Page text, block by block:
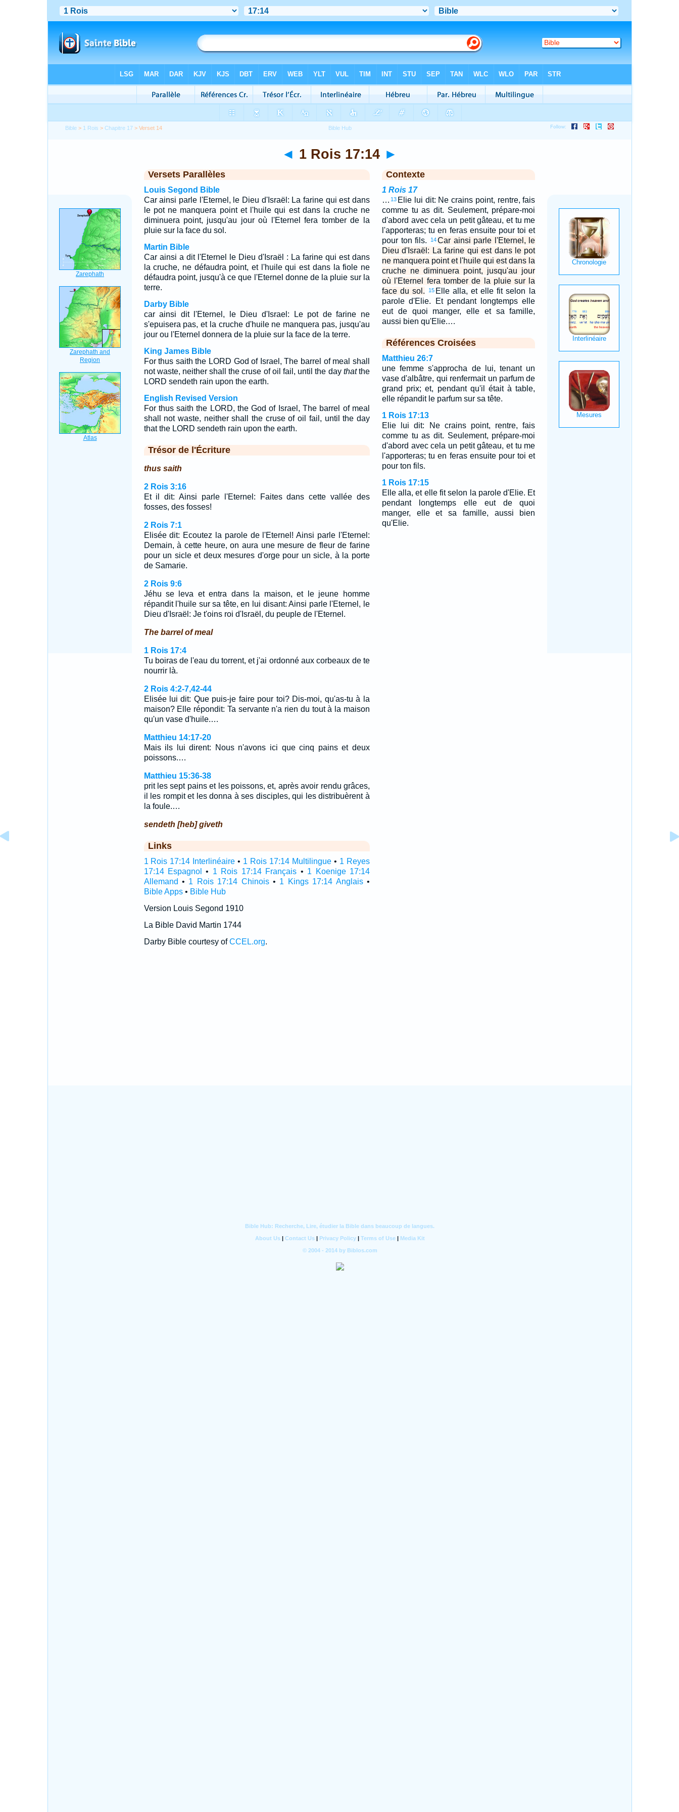
Bible > 1 Rois >Chapitre 17 > Verset 14
◄ 1 Rois 17:14 ►
Versets Parallèles
Louis Segond Bible
Car ainsi parle l'Eternel, le Dieu d'Israël: La farine qui est dans
le pot ne manquera point et l'huile qui est dans la cruche ne
diminuera point, jusqu'au jour où l'Eternel fera tomber de la
pluie sur la face du sol.
Martin Bible
Car ainsi a dit l'Eternel le Dieu d'Israël : La farine qui est dans
la cruche, ne défaudra point, et l'huile qui est dans la fiole ne
défaudra point, jusqu'à ce que l'Eternel donne de la pluie sur la
terre.
Darby Bible
car ainsi dit l'Eternel, le Dieu d'Israel: Le pot de farine ne
s'epuisera pas, et la cruche d'huile ne manquera pas, jusqu'au
jour ou l'Eternel donnera de la pluie sur la face de la terre.
King James Bible
For thus saith the LORD God of Israel, The barrel of meal shall
not waste, neither shall the cruse of oil fail, until the day thatthe
LORD sendeth rain upon the earth.
English Revised Version
For thus saith the LORD, the God of Israel, The barrel of meal
shall not waste, neither shall the cruse of oil fail, until the day
that the LORD sendeth rain upon the earth.
Trésor de l'Écriture
thus saith
2 Rois 3:16
Et il dit: Ainsi parle l'Eternel: Faites dans cette vallée des
fosses, des fosses!
2 Rois 7:1
Elisée dit: Ecoutez la parole de l'Eternel! Ainsi parle l'Eternel:
Demain, à cette heure, on aura une mesure de fleur de farine
pour un sicle et deux mesures d'orge pour un sicle, à la porte
de Samarie.
2 Rois 9:6
Jéhu se leva et entra dans la maison, et le jeune homme
répandit l'huile sur sa tête, en lui disant: Ainsi parle l'Eternel, le
Dieu d'Israël: Je t'oins roi d'Israël, du peuple de l'Eternel.
The barrel of meal
1 Rois 17:4
Tu boiras de l'eau du torrent, et j'ai ordonné aux corbeaux de te
nourrir là.
2 Rois 4:2-7,42-44
Elisée lui dit: Que puis-je faire pour toi? Dis-moi, qu'as-tu à la
maison? Elle répondit: Ta servante n'a rien du tout à la maison
qu'un vase d'huile.…
Matthieu 14:17-20
Mais ils lui dirent: Nous n'avons ici que cinq pains et deux
poissons.…
Matthieu 15:36-38
prit les sept pains et les poissons, et, après avoir rendu grâces,
il les rompit et les donna à ses disciples, qui les distribuèrent à
la foule.…
sendeth [heb] giveth
Links
1 Rois 17:14 Interlinéaire • 1 Rois 17:14 Multilingue • 1 Reyes
17:14 Espagnol
• 1 Rois 17:14 Français • 1 Koenige 17:14
Allemand • 1 Rois 17:14 Chinois• 1 Kings 17:14 Anglais•
Bible Apps• Bible Hub
Version Louis Segond 1910
La Bible David Martin 1744
Darby Bible courtesy ofCCEL.org.
Contexte
1 Rois 17
… 13 Elie lui dit: Ne crains point, rentre, fais
comme tu as dit. Seulement, prépare-moi
d'abord avec cela un petit gâteau, et tu me
l'apporteras; tu en feras ensuite pour toi et
pour ton fils.
14Car ainsi parle l'Eternel, le
Dieu d'Israël: La farine qui est dans le pot
ne manquera point et l'huile qui est dans la
cruche ne diminuera point, jusqu'au jour
où l'Eternel fera tomber de la pluie sur la
face du sol.
15 Elle alla, et elle fit selon la
parole d'Elie. Et pendant longtemps elle
eut de quoi manger, elle et sa famille,
aussi bien qu'Elie.…
Références Croisées
Matthieu 26:7
une femme s'approcha de lui, tenant un
vase d'albâtre, qui renfermait un parfum de
grand prix; et, pendant qu'il était à table,
elle répandit le parfum sur sa tête.
1 Rois 17:13
Elie lui dit: Ne crains point, rentre, fais
comme tu as dit. Seulement, prépare-moi
d'abord avec cela un petit gâteau, et tu me
l'apporteras; tu en feras ensuite pour toi et
pour ton fils.
1 Rois 17:15
Elle alla, et elle fit selon la parole d'Elie. Et
pendant longtemps elle eut de quoi
manger, elle et sa famille, aussi bien
qu'Elie.